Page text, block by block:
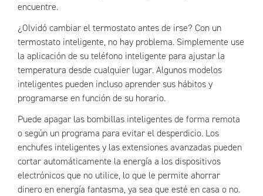
encuentre.
¿Olvidó cambiar el termostato antes de irse? Con un
termostato inteligente, no hay problema. Simplemente use
la aplicación de su teléfono inteligente para ajustar la
temperatura desde cualquier lugar. Algunos modelos
inteligentes pueden incluso aprender sus hábitos y
programarse en función de su horario.
Puede apagar las bombillas inteligentes de forma remota
o según un programa para evitar el desperdicio. Los
enchufes inteligentes y las extensiones avanzadas pueden
cortar automáticamente la energía a los dispositivos
electrónicos que no utilice, lo que le permite ahorrar
dinero en energía fantasma, ya sea que esté en casa o no.